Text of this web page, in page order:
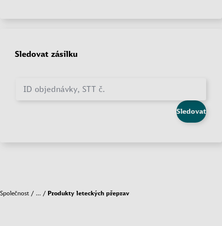
Sledovat zásilku
ID objednávky, STT č.
Sledovat
Společnost … Produkty leteckých přeprav